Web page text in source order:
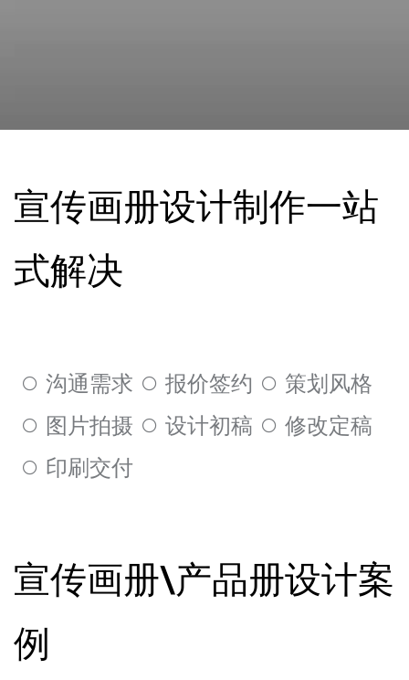
宣传画册设计制作一站
式解决
沟通需求 报价签约
策划风格
图片拍摄
设计初稿
修改定稿
印刷交付
宣传画册\产品册设计案
例